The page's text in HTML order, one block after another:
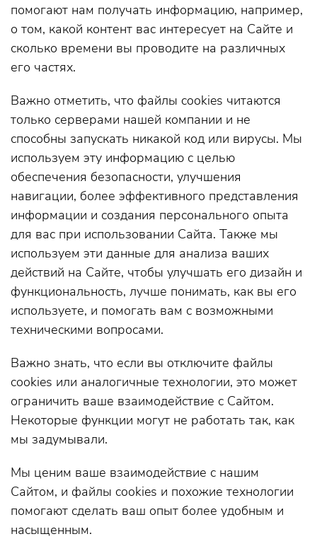
помогают нам получать информацию, например,
о том, какой контент вас интересует на Сайте и
сколько времени вы проводите на различных
его частях.
Важно отметить, что файлы cookies читаются
только серверами нашей компании и не
способны запускать никакой код или вирусы. Мы
используем эту информацию с целью
обеспечения безопасности, улучшения
навигации, более эффективного представления
информации и создания персонального опыта
для вас при использовании Сайта. Также мы
используем эти данные для анализа ваших
действий на Сайте, чтобы улучшать его дизайн и
функциональность, лучше понимать, как вы его
используете, и помогать вам с возможными
техническими вопросами.
Важно знать, что если вы отключите файлы
cookies или аналогичные технологии, это может
ограничить ваше взаимодействие с Сайтом.
Некоторые функции могут не работать так, как
мы задумывали.
Мы ценим ваше взаимодействие с нашим
Сайтом, и файлы cookies и похожие технологии
помогают сделать ваш опыт более удобным и
насыщенным.